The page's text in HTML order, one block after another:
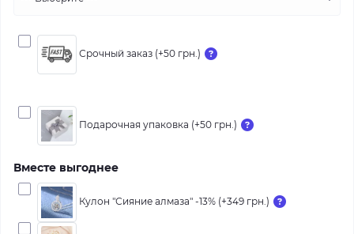
Срочный заказ (+50 грн.)
Подарочная упаковка (+50 грн.)
Вместе выгоднее
Кулон "Сияние алмаза" -13% (+349 грн.)